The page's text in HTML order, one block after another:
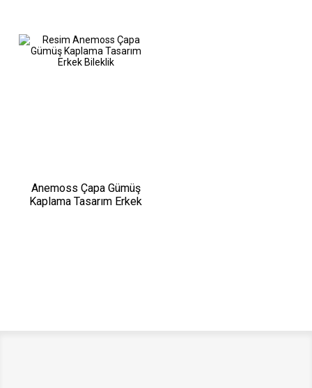
Anemoss Çapa Gümüş
Kaplama Tasarım Erkek